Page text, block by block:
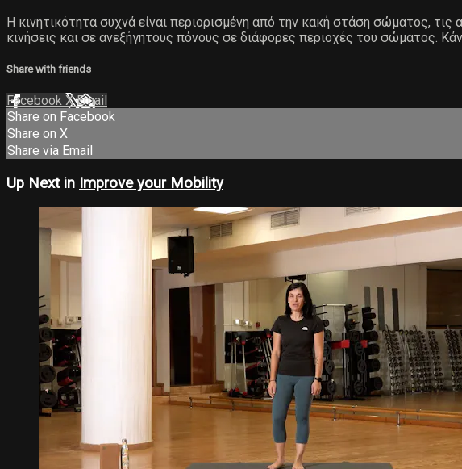
Η κινητικότητα συχνά είναι περιορισμένη από την κακή στάση σώματος,
κινήσεις και σε ανεξήγητους πόνους σε διάφορες περιοχές του σώματος.
Share with friends
Facebook XEmail
Share on Facebook
Share on X
Share via Email
Up Next in Improve your Mobility